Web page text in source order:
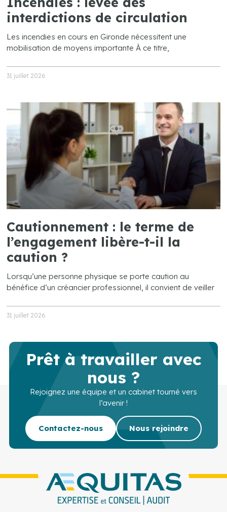
interdictions de circulation
Les incendies en cours en Gironde nécessitent une
mobilisation de moyens importante À ce titre,
31 juillet 2026
Cautionnement : le terme de
l’engagement libère-t-il la
caution ?
Lorsqu’une personne physique se porte caution au
bénéfice d’un créancier professionnel, il convient de veiller
31 juillet 2026
Prêt à travailler avec
nous ?
Rejoignez une équipe et un cabinet tourné vers
l’avenir !
Contactez-nous Nous rejoindre